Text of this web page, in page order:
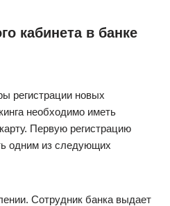
кабинета в банке
регистрации новых
необходимо иметь
Первую регистрацию
одним из следующих
Сотрудник банка выдает